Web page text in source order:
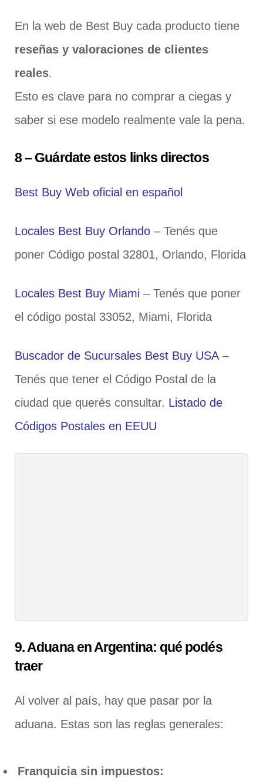
En la web de Best Buy cada producto tiene
reseñas y valoraciones de clientes
reales.
Esto es clave para no comprar a ciegas y
saber si ese modelo realmente vale la pena.
8 – Guárdate estos links directos
Best Buy Web oficial en español
Locales Best Buy Orlando – Tenés que
poner Código postal 32801, Orlando, Florida
Locales Best Buy Miami – Tenés que poner
el código postal 33052, Miami, Florida
Buscador de Sucursales Best Buy USA –
Tenés que tener el Código Postal de la
ciudad que querés consultar. Listado de
Códigos Postales en EEUU
9. Aduana en Argentina: qué podés
traer
Al volver al país, hay que pasar por la
aduana. Estas son las reglas generales:
Franquicia sin impuestos: